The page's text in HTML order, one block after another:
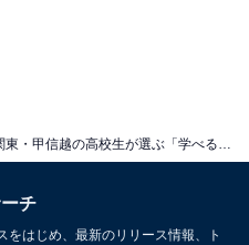
関東・甲信越の高校生が選ぶ「学べる内容が充実している大学」 3位 早稲田大、2位 慶應義塾大、1位は？
チ
はじめ、最新のリリース情報、ト